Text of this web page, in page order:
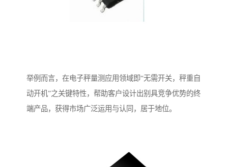
举例而言，在电子秤量测应用领域即“无需开关，秤重自
动开机”之关键特性，帮助客户设计出别具竞争优势的终
端产品，获得市场广泛运用与认同，居于地位。